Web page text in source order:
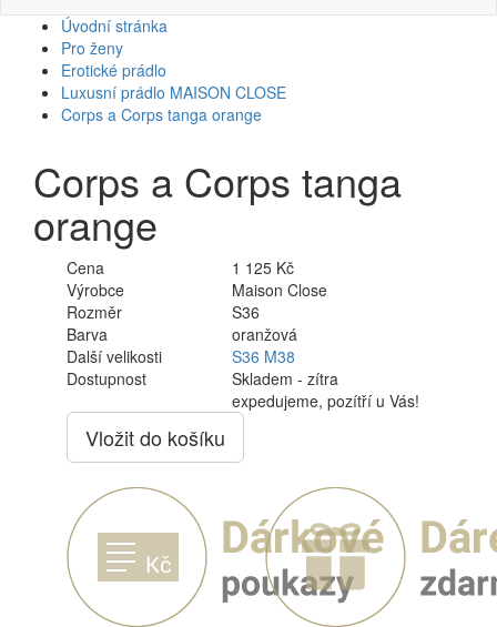
Úvodní stránka
Pro ženy
Erotické prádlo
Luxusní prádlo MAISON CLOSE
Corps a Corps tanga orange
Corps a Corps tanga
orange
Cena
1 125 Kč
Výrobce
Maison Close
Rozměr
S36
Barva
oranžová
Další velikosti
S36 M38
Dostupnost
Skladem - zítra
expedujeme, pozítří u Vás!
Vložit do košíku